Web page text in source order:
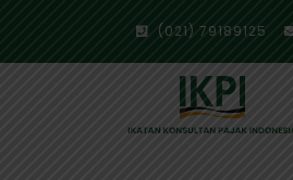
(021) 79189125